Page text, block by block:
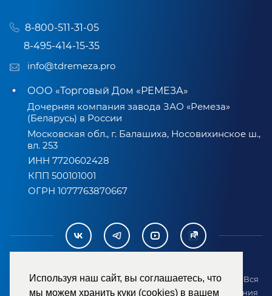
Используя наш сайт, вы соглашаетесь, что
мы можем хранить куки (cookies) в вашем
8-800-511-31-05
8-495-414-15-35
info@tdremeza.pro
ООО «Торговый Дом «РЕМЕЗА»
Дочерняя компания завода ЗАО «Ремеза»
(Беларусь) в России
Московская обл., г. Балашиха, Носовихинское ш.,
вл. 253
ИНН 7720602428
КПП 500101001
ОГРН 1077763870667
2007-2026 © ООО «ТД «РЕМЕЗА». Все права защищены. Вся
информация на сайте размещена в целях предоставления